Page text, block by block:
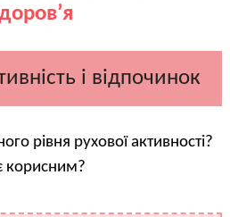
і відпочинок
рівня рухової активності?
корисним?